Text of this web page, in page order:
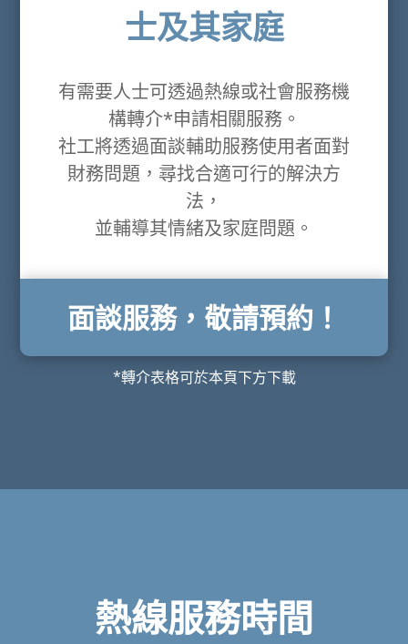
士及其家庭
有需要人士可透過熱線或社會服務機
構轉介*申請相關服務。
社工將透過面談輔助服務使用者面對
財務問題，尋找合適可行的解決方
法，
並輔導其情緒及家庭問題。
面談服務，敬請預約！
*轉介表格可於本頁下方下載
熱線服務時間